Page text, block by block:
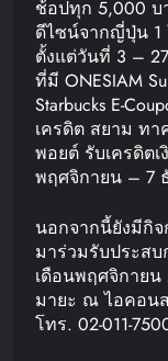
ช้อปทุก 5,000 บา
ดีไซน์จากญี่ปุ่น 1
ตั้งแต่วันที่ 3 –
ที่มี ONESIAM
Starbucks E-
เครดิต สยาม ท
พอยต์ รับเครดิต
พฤศจิกายน – 7
นอกจากนี้ยังมีกิ
มาร่วมรับประ
เดือนพฤศจิกาย
มายะ ณ ไอคอน
โทร. 02-011-